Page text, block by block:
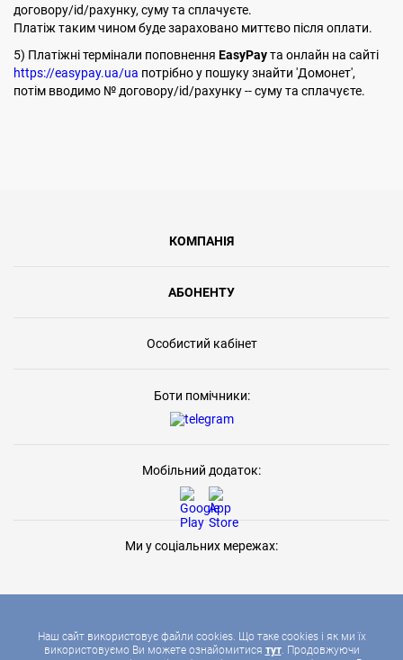
Наш сайт використовує файли cookies. Що таке cookies і як ми їх
використовуємо Ви можете ознайомитися тут. Продовжуючи
договору/id/рахунку, суму та сплачуєте.
Платіж таким чином буде зараховано миттєво після оплати.
5) Платіжні термінали поповнення EasyPayта онлайн на сайті
https://easypay.ua/ua потрібно у пошуку знайти 'Домонет',
потім вводимо № договору/id/рахунку -- суму та сплачуєте.
КОМПАНІЯ
АБОНЕНТУ
Особистий кабінет
Боти помічники:
Мобільний додаток:
Ми у соціальних мережах: